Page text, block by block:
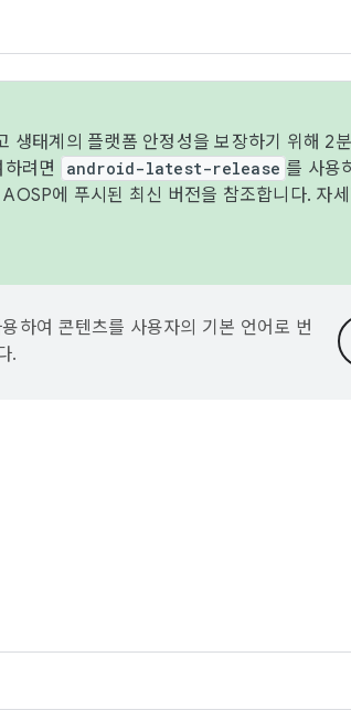
생태계의 플랫폼 안정성을 보장하기 위해 2
려면
android-latest-release 를 사용
에 푸시된 최신 버전을 참조합니다. 자
하여 콘텐츠를 사용자의 기본 언어로 번
.